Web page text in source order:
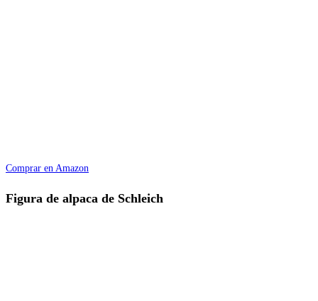
Comprar en Amazon
Figura de alpaca de Schleich